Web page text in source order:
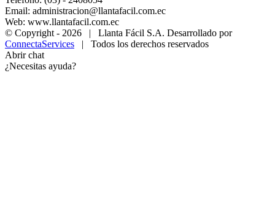
Email: administracion@llantafacil.com.ec
Web: www.llantafacil.com.ec
© Copyright - 2026 | Llanta Fácil S.A. Desarrollado por
ConnectaServices | Todos los derechos reservados
Abrir chat
¿Necesitas ayuda?